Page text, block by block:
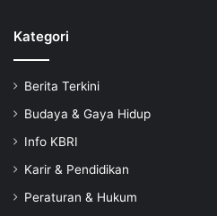
Kategori
Berita Terkini
Budaya & Gaya Hidup
Info KBRI
Karir & Pendidikan
Peraturan & Hukum